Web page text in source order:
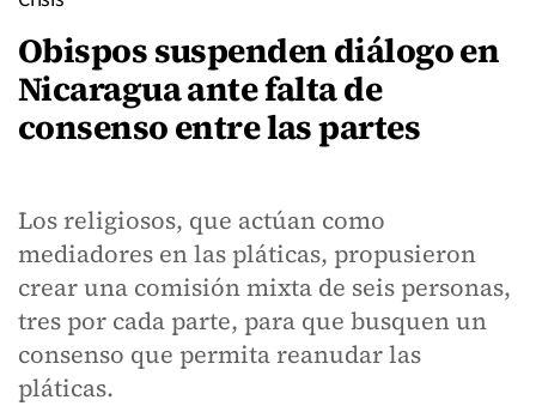
Obispos suspenden diálogo en
Nicaragua ante falta de
consenso entre las partes
Los religiosos, que actúan como
mediadores en las pláticas, propusieron
crear una comisión mixta de seis personas,
tres por cada parte, para que busquen un
consenso que permita reanudar las
pláticas.